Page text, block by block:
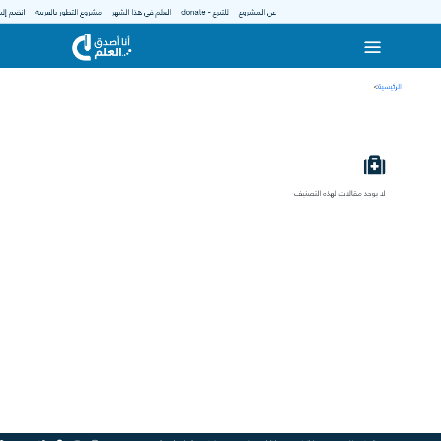
عن المشروع للتبرع - donate العلم في هذا الشهر مشروع التطور بالعربية انضم
الرئيسية>
لا يوجد مقالات لهذه التصنيف